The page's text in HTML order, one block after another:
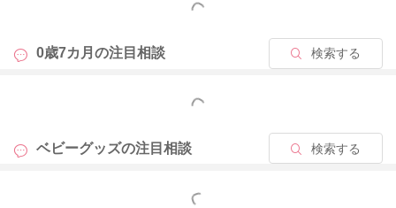
ゃんも少しずつ周囲の環境に触れるようになっていきます。
していき、赤ちゃん自身のからだも成長とともに外の環境に慣
分離」から「通常の清潔」に近づけていただいても大丈夫です
よ。
大人の食器と同じシンクに置いて洗う場合も、生肉や魚の汁、
もっと見る
0歳7カ月の注目相談 検索する
もっと見る
ベビーグッズの注目相談 検索する
もっと見る